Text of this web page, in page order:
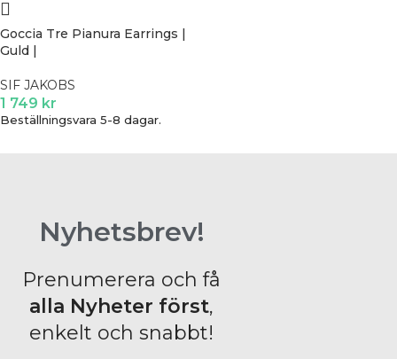
Goccia Tre Pianura Earrings |
Guld |
SIF JAKOBS
1 749 kr
Beställningsvara 5-8 dagar.
Nyhetsbrev!
Prenumerera och få
alla Nyheter först,
enkelt och snabbt!